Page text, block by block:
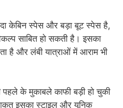
केबिन स्पेस और बड़ा बूट स्पेस है,
साबित हो सकती है। इसका
है और लंबी यात्राओं में आराम भी
के मुकाबले काफी बड़ी हो चुकी
इसका स्टाइल और यूनिक